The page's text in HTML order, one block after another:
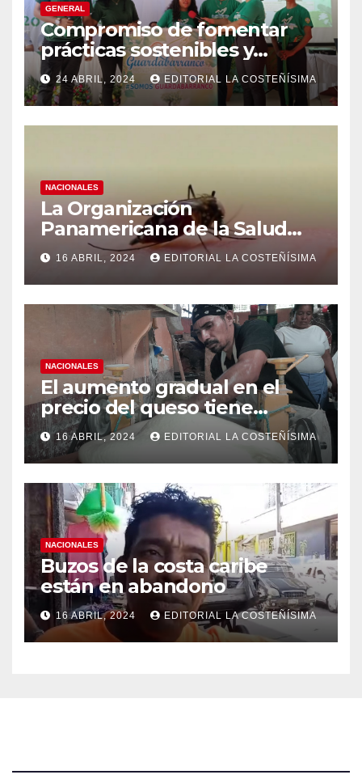
GENERAL
Compromiso de fomentar
prácticas sostenibles y
conciencia ecológica en las
instituciones educativas
24 ABRIL, 2024 EDITORIAL LA COSTEÑÍSIMA
NACIONALES
La Organización
Panamericana de la Salud
(OPS), recomienda reforzar
medidas ante el aumento de
casos de dengue
16 ABRIL, 2024 EDITORIAL LA COSTEÑÍSIMA
NACIONALES
El aumento gradual en el
precio del queso tiene
efectos a las Panaderias
16 ABRIL, 2024 EDITORIAL LA COSTEÑÍSIMA
NACIONALES
Buzos de la costa caribe
están en abandono
16 ABRIL, 2024 EDITORIAL LA COSTEÑÍSIMA